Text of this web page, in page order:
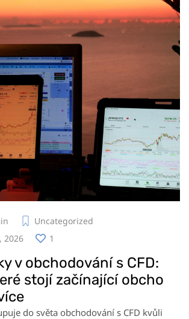
Uncategorized
2026
1
v obchodování s CFD:
stojí začínající obcho
do světa obchodování s CFD kvůli